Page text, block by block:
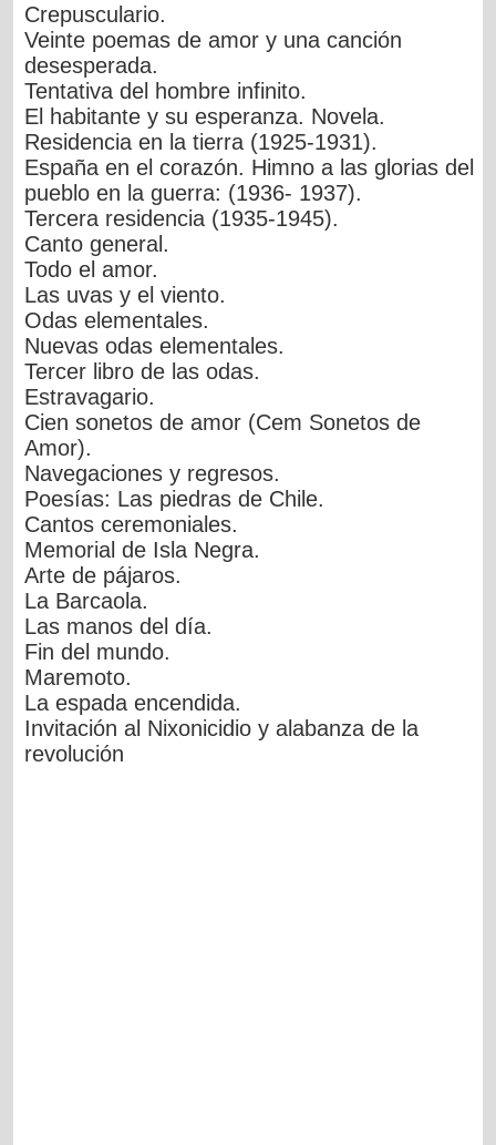
Crepusculario.
Veinte poemas de amor y una canción
desesperada.
Tentativa del hombre infinito.
El habitante y su esperanza. Novela.
Residencia en la tierra (1925-1931).
España en el corazón. Himno a las glorias del
pueblo en la guerra: (1936- 1937).
Tercera residencia (1935-1945).
Canto general.
Todo el amor.
Las uvas y el viento.
Odas elementales.
Nuevas odas elementales.
Tercer libro de las odas.
Estravagario.
Cien sonetos de amor (Cem Sonetos de
Amor).
Navegaciones y regresos.
Poesías: Las piedras de Chile.
Cantos ceremoniales.
Memorial de Isla Negra.
Arte de pájaros.
La Barcaola.
Las manos del día.
Fin del mundo.
Maremoto.
La espada encendida.
Invitación al Nixonicidio y alabanza de la
revolución